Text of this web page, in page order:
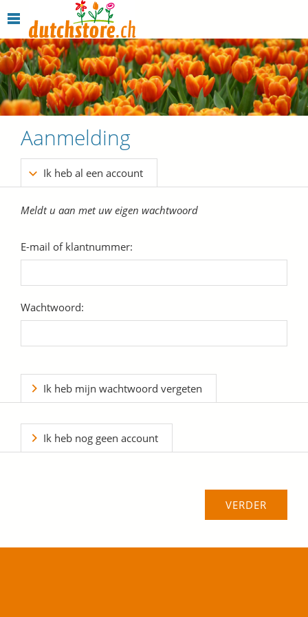
Aanmelding
Ik heb al een account
Meldt u aan met uw eigen wachtwoord
E-mail of klantnummer:
Wachtwoord:
Ik heb mijn wachtwoord vergeten
Ik heb nog geen account